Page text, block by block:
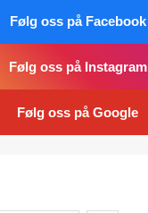
Følg oss på Facebook
Følg oss på Instagram
Følg oss på Google